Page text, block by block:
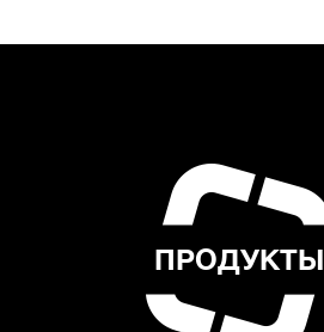
ПРОДУКТЫ